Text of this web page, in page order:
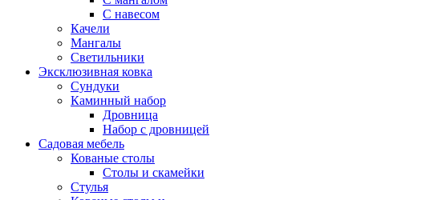
С навесом
Качели
Мангалы
Светильники
Эксклюзивная ковка
Cундуки
Каминный набор
Дровница
Набор с дровницей
Садовая мебель
Кованые столы
Столы и скамейки
Стулья